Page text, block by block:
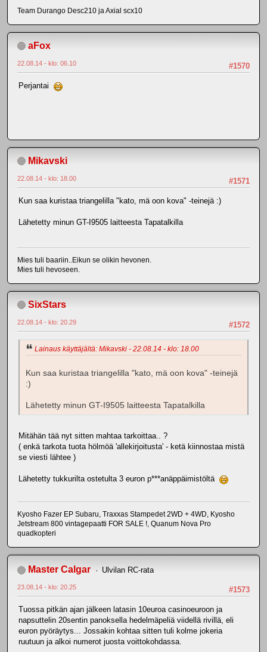
Team Durango Desc210 ja Axial scx10
aFox
#1570
22.08.14 - klo: 06.10
Perjantai
Mikavski
#1571
22.08.14 - klo: 18.00
Kun saa kuristaa triangelilla "kato, mä oon kova" -teinejä :)
Lähetetty minun GT-I9505 laitteesta Tapatalkilla
Mies tuli baariin..Eikun se olikin hevonen.
Mies tuli hevoseen.
SixStars
#1572
22.08.14 - klo: 20.29
Lainaus käyttäjältä: Mikavski - 22.08.14 - klo: 18.00
Kun saa kuristaa triangelilla "kato, mä oon kova" -teinejä
:)
Lähetetty minun GT-I9505 laitteesta Tapatalkilla
Mitähän tää nyt sitten mahtaa tarkoittaa.. ?
( enkä tarkota tuota hölmöä 'allekirjoitusta' - ketä kiinnostaa mistä
se viesti lähtee )
Lähetetty tukkurilta ostetulta 3 euron p***anäppäimistöltä
Kyosho Fazer EP Subaru, Traxxas Stampedet 2WD + 4WD, Kyosho
Jetstream 800 vintagepaatti FOR SALE !, Quanum Nova Pro
quadkopteri
Master Calgar Ulvilan RC-rata
#1573
23.08.14 - klo: 20.25
Tuossa pitkän ajan jälkeen latasin 10euroa casinoeuroon ja
napsuttelin 20sentin panoksella hedelmäpeliä viidellä rivillä, eli
euron pyöräytys... Jossakin kohtaa sitten tuli kolme jokeria
ruutuun ja alkoi numerot juosta voittokohdassa.